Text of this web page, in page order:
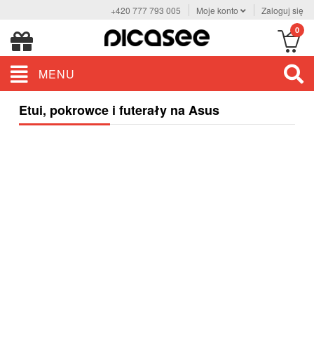
+420 777 793 005 Moje konto Zaloguj się
0
MENU
Etui, pokrowce i futerały na Asus